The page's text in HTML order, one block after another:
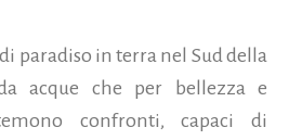
paradiso in terra nel Sud della
acque che per bellezza e
confronti, capaci di